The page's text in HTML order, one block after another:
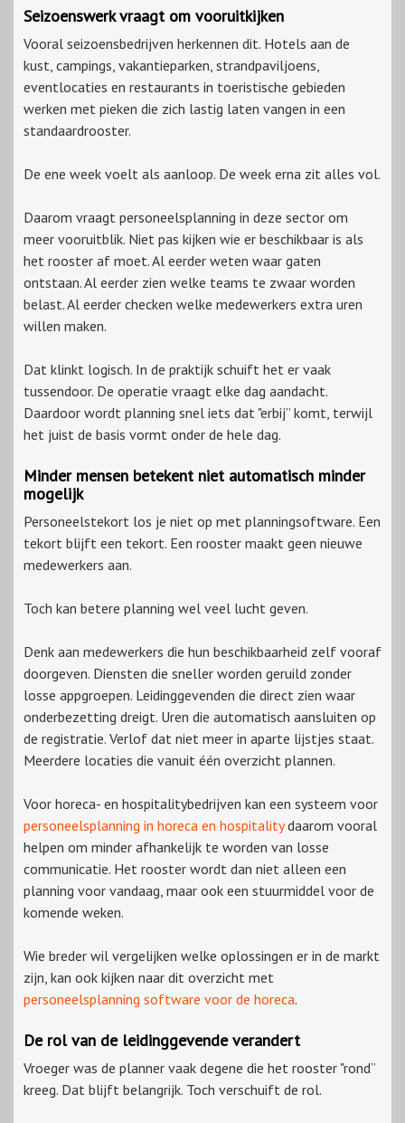
Seizoenswerk vraagt om vooruitkijken
Vooral seizoensbedrijven herkennen dit. Hotels aan de
kust, campings, vakantieparken, strandpaviljoens,
eventlocaties en restaurants in toeristische gebieden
werken met pieken die zich lastig laten vangen in een
standaardrooster.
De ene week voelt als aanloop. De week erna zit alles vol.
Daarom vraagt personeelsplanning in deze sector om
meer vooruitblik. Niet pas kijken wie er beschikbaar is als
het rooster af moet. Al eerder weten waar gaten
ontstaan. Al eerder zien welke teams te zwaar worden
belast. Al eerder checken welke medewerkers extra uren
willen maken.
Dat klinkt logisch. In de praktijk schuift het er vaak
tussendoor. De operatie vraagt elke dag aandacht.
Daardoor wordt planning snel iets dat "erbij” komt, terwijl
het juist de basis vormt onder de hele dag.
Minder mensen betekent niet automatisch minder
mogelijk
Personeelstekort los je niet op met planningsoftware. Een
tekort blijft een tekort. Een rooster maakt geen nieuwe
medewerkers aan.
Toch kan betere planning wel veel lucht geven.
Denk aan medewerkers die hun beschikbaarheid zelf vooraf
doorgeven. Diensten die sneller worden geruild zonder
losse appgroepen. Leidinggevenden die direct zien waar
onderbezetting dreigt. Uren die automatisch aansluiten op
de registratie. Verlof dat niet meer in aparte lijstjes staat.
Meerdere locaties die vanuit één overzicht plannen.
Voor horeca- en hospitalitybedrijven kan een systeem voor
personeelsplanning in horeca en hospitalitydaarom vooral
helpen om minder afhankelijk te worden van losse
communicatie. Het rooster wordt dan niet alleen een
planning voor vandaag, maar ook een stuurmiddel voor de
komende weken.
Wie breder wil vergelijken welke oplossingen er in de markt
zijn, kan ook kijken naar dit overzicht met
personeelsplanning software voor de horeca.
De rol van de leidinggevende verandert
Vroeger was de planner vaak degene die het rooster "rond”
kreeg. Dat blijft belangrijk. Toch verschuift de rol.